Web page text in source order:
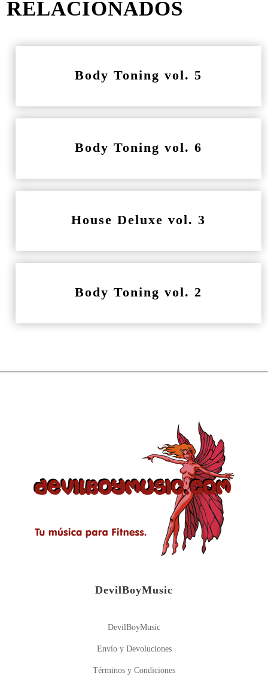
RELACIONADOS
Body Toning vol. 5
Body Toning vol. 6
House Deluxe vol. 3
Body Toning vol. 2
DevilBoyMusic
DevilBoyMusic
Envío y Devoluciones
Términos y Condiciones